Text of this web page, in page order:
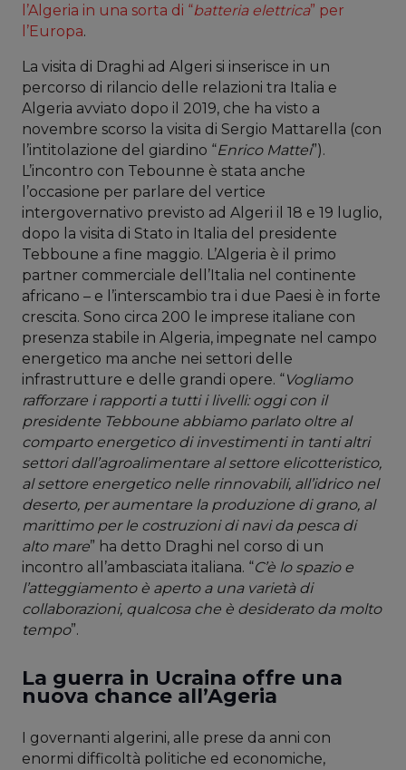
l’Algeria in una sorta di “batteria elettrica” per
l’Europa.
La visita di Draghi ad Algeri si inserisce in un
percorso di rilancio delle relazioni tra Italia e
Algeria avviato dopo il 2019, che ha visto a
novembre scorso la visita di Sergio Mattarella (con
l’intitolazione del giardino “Enrico Mattei”).
L’incontro con Tebounne è stata anche
l’occasione per parlare del vertice
intergovernativo previsto ad Algeri il 18 e 19 luglio,
dopo la visita di Stato in Italia del presidente
Tebboune a fine maggio. L’Algeria è il primo
partner commerciale dell’Italia nel continente
africano – e l’interscambio tra i due Paesi è in forte
crescita. Sono circa 200 le imprese italiane con
presenza stabile in Algeria, impegnate nel campo
energetico ma anche nei settori delle
infrastrutture e delle grandi opere. “Vogliamo
rafforzare i rapporti a tutti i livelli: oggi con il
presidente Tebboune abbiamo parlato oltre al
comparto energetico di investimenti in tanti altri
settori dall’agroalimentare al settore elicotteristico,
al settore energetico nelle rinnovabili, all’idrico nel
deserto, per aumentare la produzione di grano, al
marittimo per le costruzioni di navi da pesca di
alto mare” ha detto Draghi nel corso di un
incontro all’ambasciata italiana. “C’è lo spazio e
l’atteggiamento è aperto a una varietà di
collaborazioni, qualcosa che è desiderato da molto
tempo”.
La guerra in Ucraina offre una
nuova chance all’Ageria
I governanti algerini, alle prese da anni con
enormi difficoltà politiche ed economiche,